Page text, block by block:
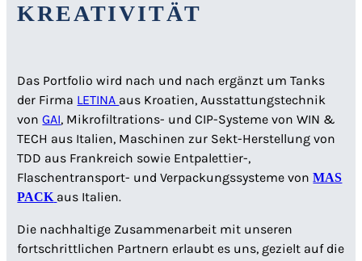
KREATIVITÄT
Das Portfolio wird nach und nach ergänzt um Tanks
der Firma LETINA aus Kroatien, Ausstattungstechnik
vonGAI, Mikrofiltrations- und CIP-Systeme von WIN &
TECH aus Italien, Maschinen zur Sekt-Herstellung von
TDD aus Frankreich sowie Entpalettier-,
Flaschentransport- und Verpackungssysteme vonMAS
PACK aus Italien.
Die nachhaltige Zusammenarbeit mit unseren
fortschrittlichen Partnern erlaubt es uns, gezielt auf die